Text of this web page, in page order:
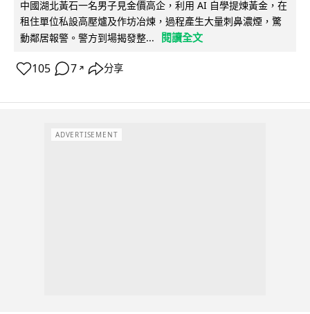
中國湖北黃石一名男子見金價高企，利用 AI 自學提煉黃金，在
租住單位私設高壓爐及作坊冶煉，過程產生大量刺鼻濃煙，驚
動鄰居報警。警方到場揭發整...
閱讀全文
105 7 ↗ 分享
ADVERTISEMENT